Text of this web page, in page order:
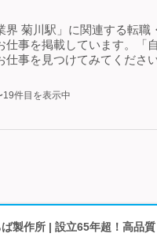
界 菊川駅」に関連する転
仕事を掲載しています。「
仕事を見つけてみてくださ
19件目を表示中
製作所 | 設立65年超！高品